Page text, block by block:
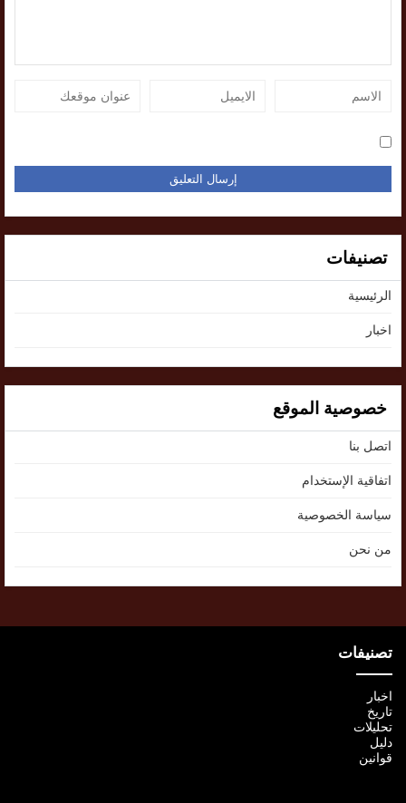
تصنيفات
الرئيسية
اخبار
خصوصية الموقع
اتصل بنا
اتفاقية الإستخدام
سياسة الخصوصية
من نحن
تصنيفات
اخبار
تاريخ
تحليلات
دليل
قوانين